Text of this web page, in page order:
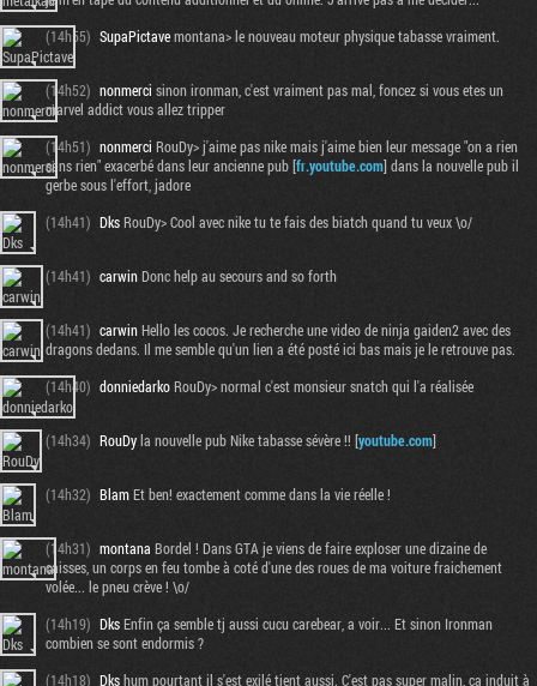
(14h55) SupaPictavemontana> le nouveau moteur physique tabasse vraiment.
(14h52) nonmerci sinon ironman, c'est vraiment pas mal, foncez si vous etes un
marvel addict vous allez tripper
(14h51) nonmerci RouDy> j'aime pas nike mais j'aime bien leur message "on a rien
sans rien" exacerbé dans leur ancienne pub [fr.youtube.com] dans la nouvelle pub il
gerbe sous l'effort, jadore
(14h41) DksRouDy> Cool avec nike tu te fais des biatch quand tu veux \o/
(14h41) carwinDonc help au secours and so forth
(14h41) carwinHello les cocos. Je recherche une video de ninja gaiden2 avec des
dragons dedans. Il me semble qu'un lien a été posté ici bas mais je le retrouve pas.
(14h40) donniedarkoRouDy> normal c'est monsieur snatch qui l'a réalisée
(14h34) RouDyla nouvelle pub Nike tabasse sévère !! [youtube.com]
(14h32) BlamEt ben! exactement comme dans la vie réelle !
(14h31) montana Bordel ! Dans GTA je viens de faire exploser une dizaine de
caisses, un corps en feu tombe à coté d'une des roues de ma voiture fraichement
volée... le pneu crève ! \o/
(14h19) DksEnfin ça semble tj aussi cucu carebear, a voir... Et sinon Ironman
combien se sont endormis ?
(14h18) Dkshum pourtant il s'est exilé tient aussi. C'est pas super malin, ça induit à